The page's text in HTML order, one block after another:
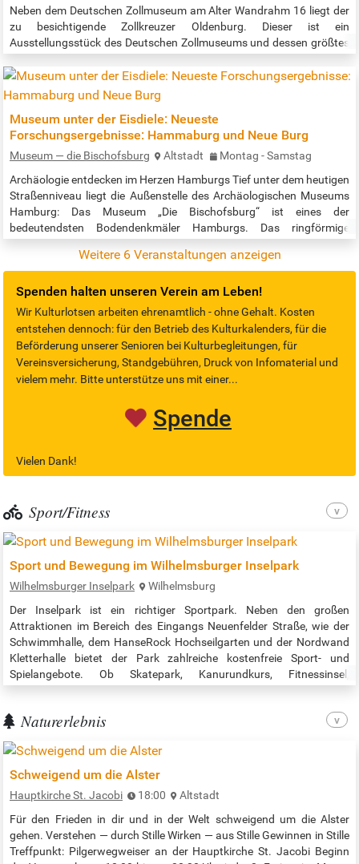
Neben dem Deutschen Zollmuseum am Alter Wandrahm 16 liegt der
zu besichtigende Zollkreuzer Oldenburg. Dieser ist ein
Ausstellungsstück des Deutschen Zollmuseums und dessen größtes
ist: Das Museumsschiff kann kostenlos, auch unabhängig von einem
Besuch des Zollmuseums besichtigt werden. Es ist über den Ponton
Zollkreuzers…
Museum unter der Eisdiele: Neueste
Forschungsergebnisse: Hammaburg und Neue Burg
Museum — die Bischofsburg Altstadt
Montag - Samstag
Archäologie entdecken im Herzen Hamburgs Tief unter dem heutigen
Straßenniveau liegt die Außenstelle des Archäologischen Museums
Hamburg: Das Museum „Die Bischofsburg“ ist eines der
bedeutendsten Bodendenkmäler Hamburgs. Das ringförmige
Durchmesser ist das älteste erhaltene Steingebäude Hamburgs.
sich das historische Gemäuer frisch…
Weitere 6 Veranstaltungen anzeigen
Spenden halten unseren Verein am Leben!
Wir Kulturlotsen arbeiten ehrenamtlich - ohne Gehalt. Kosten
entstehen dennoch: für den Betrieb des Kulturkalenders, für die
Beförderung unserer Senioren bei Kulturbegleitungen, für
Vereinsversicherung, Standgebühren, Druck von Infomaterial und
vielem mehr. Bitte unterstütze uns mit einer...
Spende
Vielen Dank!
Sport/Fitness
Sport und Bewegung im Wilhelmsburger Inselpark
Wilhelmsburger Inselpark
Wilhelmsburg
Der Inselpark ist ein richtiger Sportpark. Neben den großen
Attraktionen im Bereich des Eingangs Neuenfelder Straße, wie der
Schwimmhalle, dem HanseRock Hochseilgarten und der Nordwand
Kletterhalle bietet der Park zahlreiche kostenfreie Sport- und
Spielangebote. Ob Skatepark, Kanurundkurs, Fitnessinsel,
An einigen Anlagen sorgt sogar…
Naturerlebnis
Schweigend um die Alster
Hauptkirche St. Jacobi 18:00
Altstadt
Für den Frieden in dir und in der Welt schweigend um die Alster
gehen. Verstehen — durch Stille Wirken — aus Stille Gewinnen in Stille
Treffpunkt: Pilgerwegweiser an der Hauptkirche St. Jacobi Beginn